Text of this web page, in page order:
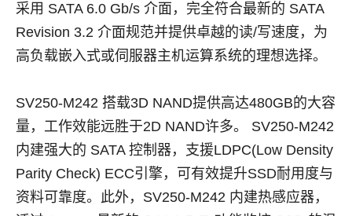
采用 SATA 6.0 Gb/s 介面，完全符合最新的 SATA
Revision 3.2 介面规范并提供卓越的读/写速度，为
高负载嵌入式或伺服器主机运算系统的理想选择。
SV250-M242 搭载3D NAND提供高达480GB的大容
量，工作效能远胜于2D NAND许多。 SV250-M242
内建强大的 SATA 控制器，支援LDPC(Low Density
Parity Check) ECC引擎，可有效提升SSD耐用度与
资料可靠度。此外，SV250-M242 内建热感应器，